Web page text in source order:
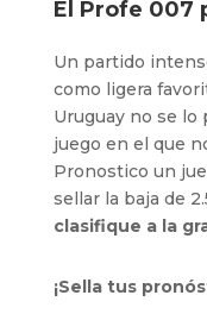
El Profe 007
Un partido
como ligera
Uruguay no se lo
juego en el que
Pronostico un
sellar la baja de
clasifique a la
¡Sella tus